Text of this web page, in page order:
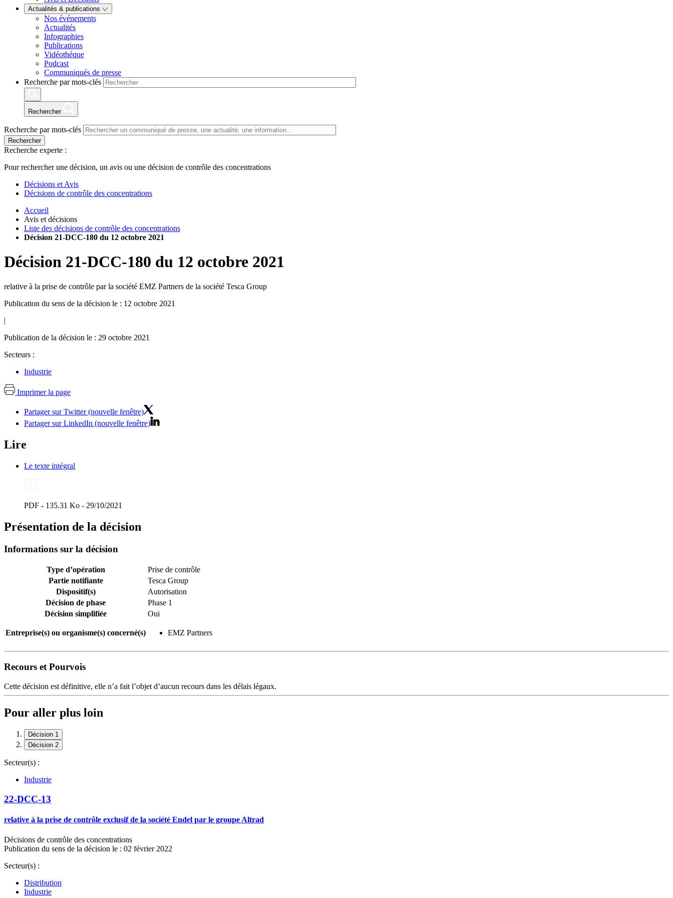
Actualités & publications
Nos événements
Actualités
Infographies
Publications
Vidéothéque
Podcast
Communiqués de presse
Recherche par mots-clés
Rechercher
Recherche par mots-clés
Rechercher
Recherche experte :
Pour rechercher une décision, un avis ou une décision de contrôle des concentrations
Décisions et Avis
Décisions de contrôle des concentrations
Accueil
Avis et décisions
Liste des décisions de contrôle des concentrations
Décision 21-DCC-180 du 12 octobre 2021
Décision 21-DCC-180 du 12 octobre 2021
relative à la prise de contrôle par la société EMZ Partners de la société Tesca Group
Publication du sens de la décision le : 12 octobre 2021
|
Publication de la décision le : 29 octobre 2021
Secteurs :
Industrie
Imprimer la page
Partager sur Twitter (nouvelle fenêtre)
Partager sur LinkedIn (nouvelle fenêtre)
Lire
Le texte intégral
PDF - 135.31 Ko - 29/10/2021
Présentation de la décision
Informations sur la décision
Type d’opération
Prise de contrôle
Partie notifiante
Tesca Group
Dispositif(s)
Autorisation
Décision de phase
Phase 1
Décision simplifiée
Oui
Entreprise(s) ou organisme(s) concerné(s) EMZ Partners
Recours et Pourvois
Cette décision est définitive, elle n’a fait l’objet d’aucun recours dans les délais légaux.
Pour aller plus loin
Décision 1
Décision 2
Secteur(s) :
Industrie
22-DCC-13
relative à la prise de contrôle exclusif de la société Endel par le groupe Altrad
Décisions de contrôle des concentrations
Publication du sens de la décision le : 02 février 2022
Secteur(s) :
Distribution
Industrie